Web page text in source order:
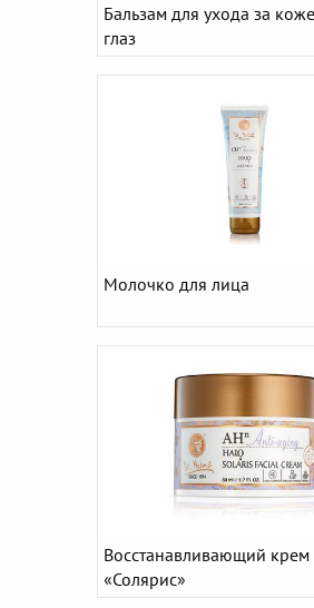
Бальзам для ухода за
глаз
Молочко для лица
Восстанавливающий крем
«Солярис»